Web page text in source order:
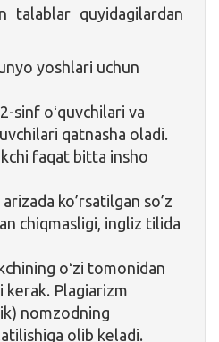
talablar quyidagilardan
yoshlari uchun
sinf oʻquvchilari va
qatnasha oladi.
faqat bitta insho
ko’rsatilgan so’z
chiqmasligi, ingliz tilida
oʻzi tomonidan
kerak. Plagiarizm
nomzodning
olib keladi.